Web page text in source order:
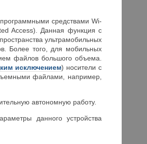
средствами Wi-
Access). Данная функция с
ультрамобильных
Более того, для мобильных
файлов большого объема.
исключением) носители с
файлами, например,
автономную работу.
данного устройства